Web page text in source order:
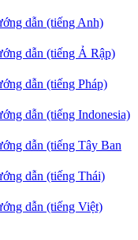
dẫn (tiếng Anh)
dẫn (tiếng Ả Rập)
dẫn (tiếng Pháp)
dẫn (tiếng Indonesia)
dẫn (tiếng Tây Ban
dẫn (tiếng Thái)
dẫn (tiếng Việt)